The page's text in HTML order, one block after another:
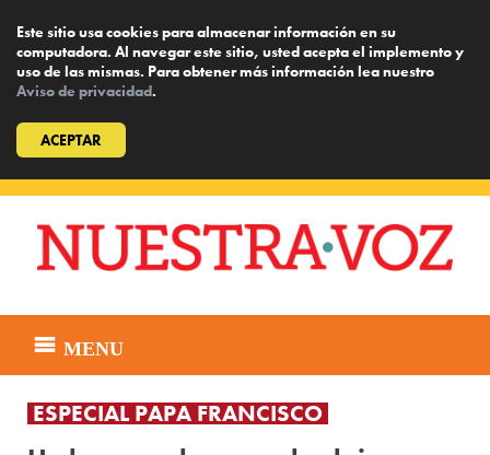
Este sitio usa cookies para almacenar información en su
computadora. Al navegar este sitio, usted acepta el implemento y
uso de las mismas. Para obtener más información lea nuestro
Aviso de privacidad.
ACEPTAR
content
MENU
ESPECIAL PAPA FRANCISCO